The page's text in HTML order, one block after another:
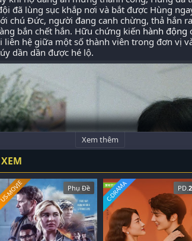
đã lùng sục khắp nơi và bắt được Hùng
chú Đức, người đang canh chừng, thả hắn
bắn chết hắn. Hữu chứng kiến hành động
liên hệ giữa một số thành viên trong đơn vị
dần dần được hé lộ.
Xem thêm
Phụ Đề
MOVIE PD.
C-DRAMA